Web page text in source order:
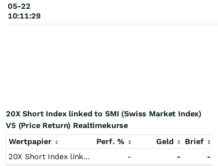
05-22
10:11:29
20X Short Index linked to SMI (Swiss Market Index)
V5 (Price Return) Realtimekurse
Wertpapier
Perf. % Geld
Brief
20X Short Index linked to SMI (Swiss Market Index) V5 (Price Return)
- - -